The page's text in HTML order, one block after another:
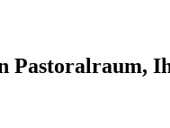
Pastoralraum,